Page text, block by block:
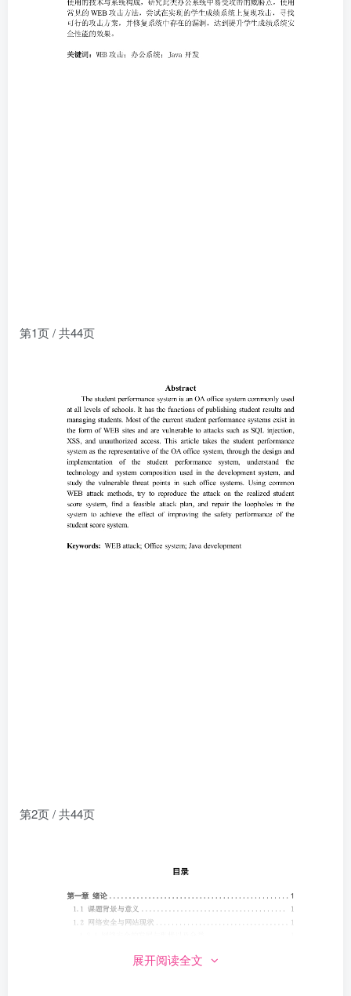
第1页 / 共44页
第2页 / 共44页
展开阅读全文